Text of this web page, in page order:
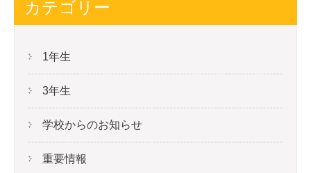
カテゴリー
1年生
3年生
学校からのお知らせ
重要情報